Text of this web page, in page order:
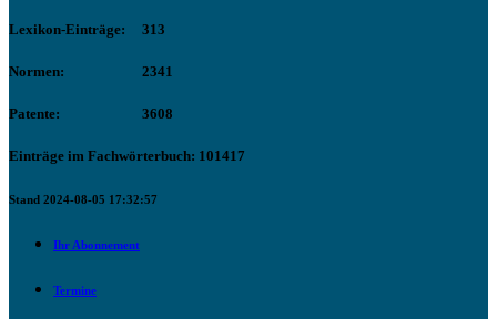
Lexikon-Einträge: 313
Normen: 2341
Patente: 3608
Einträge im Fachwörterbuch: 101417
Stand 2024-08-05 17:32:57
Ihr Abonnement
Termine